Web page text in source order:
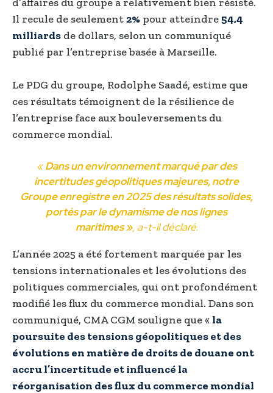
d’affaires du groupe a relativement bien résisté.
Il recule de seulement2% pour atteindre54,4
milliards de dollars, selon un communiqué
publié par l’entreprise basée à Marseille.
Le PDG du groupe, Rodolphe Saadé, estime que
ces résultats témoignent de la résilience de
l’entreprise face aux bouleversements du
commerce mondial.
«Dans un environnement marqué par des
incertitudes géopolitiques majeures, notre
Groupe enregistre en 2025 des résultats solides,
portés par le dynamisme de nos lignes
maritimes », a-t-il déclaré.
L’année 2025 a été fortement marquée par les
tensions internationales et les évolutions des
politiques commerciales, qui ont profondément
modifié les flux du commerce mondial. Dans son
communiqué, CMA CGM souligne que « la
poursuite des tensions géopolitiques et des
évolutions en matière de droits de douane ont
accru l’incertitude et influencé la
réorganisation des flux du commerce mondial